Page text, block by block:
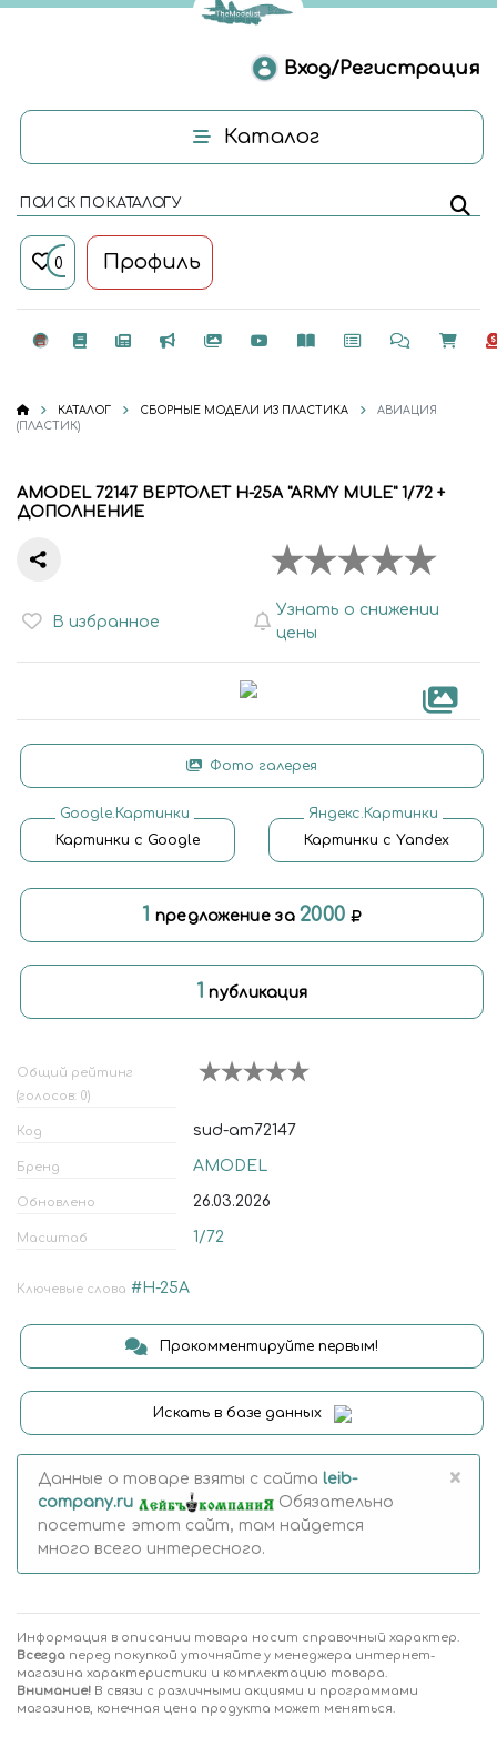
Вход/Регистрация
Каталог
ПОИСК ПО КАТАЛОГУ
0 Профиль
КАТАЛОГ СБОРНЫЕ МОДЕЛИ ИЗ ПЛАСТИКА
АВИАЦИЯ
(ПЛАСТИК)
AMODEL 72147 ВЕРТОЛЕТ H-25A "ARMY MULE" 1/72 +
ДОПОЛНЕНИE
В избранное
Узнать о снижении
цены
Фото галерея
Google.Картинки
Картинки с Google
Яндекс.Картинки
Картинки с Yandex
1 предложение за 2000
1 публикация
Общий рейтинг
(голосов: 0)
Код sud-am72147
Бренд AMODEL
Обновлено 26.03.2026
Масштаб 1/72
Ключевые слова #H-25A
Прокомментируйте первым!
Искать в базе данных
Данные о товаре взяты с сайта leib-
company.ru
Обязательно
посетите этот сайт, там найдется
много всего интересного.
×
Информация в описании товара носит справочный характер.
Всегда перед покупкой уточняйте у менеджера интернет-
магазина характеристики и комплектацию товара.
Внимание! В связи с различными акциями и программами
магазинов, конечная цена продукта может меняться.